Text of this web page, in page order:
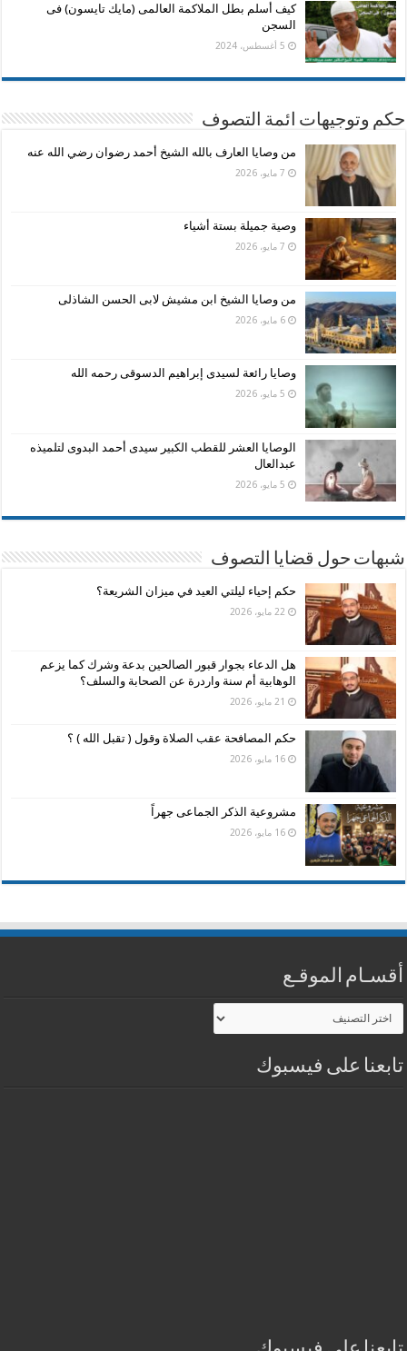
كيف أسلم بطل الملاكمة العالمى (مايك تايسون) فى
السجن
5 أغسطس، 2024
حكم وتوجيهات ائمة التصوف
من وصايا العارف بالله الشيخ أحمد رضوان رضي الله عنه
7 مايو، 2026
وصية جميلة بستة أشياء
7 مايو، 2026
من وصايا الشيخ ابن مشيش لابى الحسن الشاذلى
6 مايو، 2026
وصايا رائعة لسيدى إبراهيم الدسوقى رحمه الله
5 مايو، 2026
الوصايا العشر للقطب الكبير سيدى أحمد البدوى لتلميذه
عبدالعال
5 مايو، 2026
شبهات حول قضايا التصوف
حكم إحياء ليلتي العيد في ميزان الشريعة؟
22 مايو، 2026
هل الدعاء بجوار قبور الصالحين بدعة وشرك كما يزعم
الوهابية أم سنة واردرة عن الصحابة والسلف؟
21 مايو، 2026
حكم المصافحة عقب الصلاة وقول ( تقبل الله ) ؟
16 مايو، 2026
مشروعية الذكر الجماعى جهراً
16 مايو، 2026
أقسـام الموقـع
أقسـام
الموقـع
تابعنا على فيسبوك